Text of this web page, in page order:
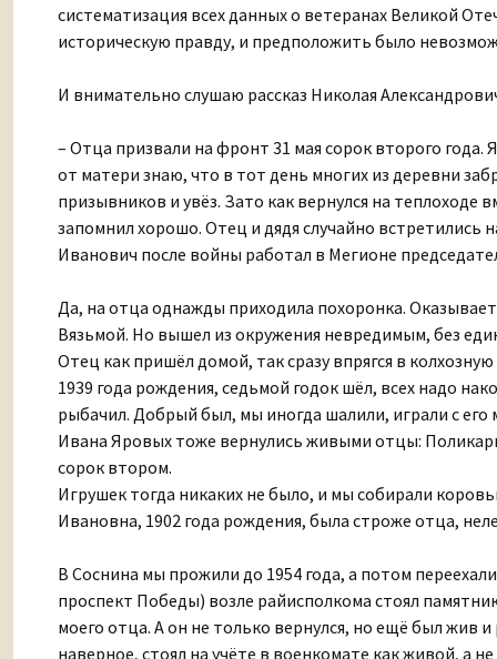
систематизация всех данных о ветеранах Великой
историческую правду, и предположить было
И внимательно слушаю рассказ Николая
– Отца призвали на фронт 31 мая сорок второго
от матери знаю, что в тот день многих из деревни
призывников и увёз. Зато как вернулся на
запомнил хорошо. Отец и дядя случайно встретились
Иванович после войны работал в Мегионе
Да, на отца однажды приходила похоронка.
Вязьмой. Но вышел из окружения невредимым, без
Отец как пришёл домой, так сразу впрягся в
1939 года рождения, седьмой годок шёл, всех надо
рыбачил. Добрый был, мы иногда шалили, играли с
Ивана Яровых тоже вернулись живыми отцы:
сорок втором.
Игрушек тогда никаких не было, и мы собирали
Ивановна, 1902 года рождения, была строже отца,
В Соснина мы прожили до 1954 года, а потом
проспект Победы) возле райисполкома стоял
моего отца. А он не только вернулся, но ещё был жив
наверное, стоял на учёте в военкомате как живой, а